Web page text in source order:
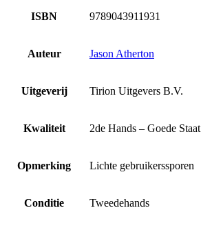
ISBN 9789043911931
Auteur Jason Atherton
Uitgeverij Tirion Uitgevers B.V.
Kwaliteit 2de Hands – Goede Staat
Opmerking Lichte gebruikerssporen
Conditie Tweedehands